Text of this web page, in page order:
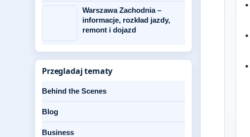
Warszawa Zachodnia –
informacje, rozkład jazdy,
remont i dojazd
Przegladaj tematy
Behind the Scenes
Blog
Business